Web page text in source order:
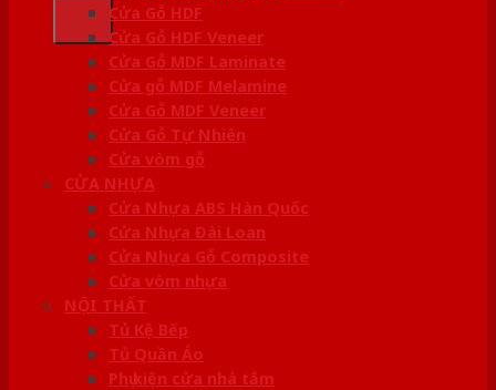
Cửa Gỗ HDF
Cửa Gỗ HDF Veneer
Cửa Gỗ MDF Laminate
Cửa gỗ MDF Melamine
Cửa Gỗ MDF Veneer
Cửa Gỗ Tự Nhiên
Cửa vòm gỗ
CỬA NHỰA
Cửa Nhựa ABS Hàn Quốc
Cửa Nhựa Đài Loan
Cửa Nhựa Gỗ Composite
Cửa vòm nhựa
NỘI THẤT
Tủ Kệ Bếp
Tủ Quần Áo
Phụ kiện cửa nhà tắm